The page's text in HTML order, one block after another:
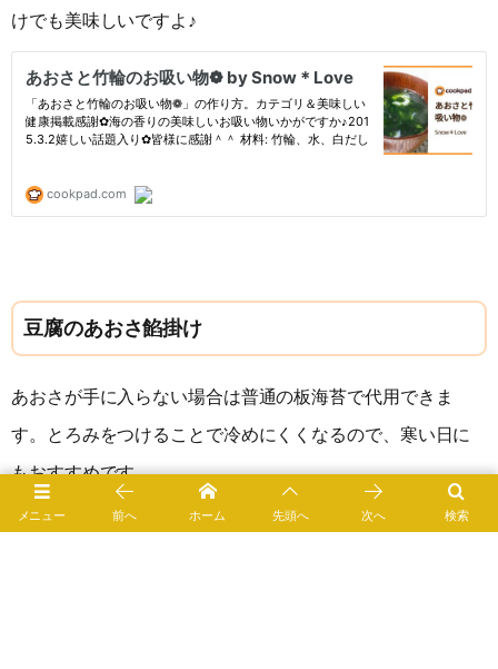
けでも美味しいですよ♪
豆腐のあおさ餡掛け
あおさが手に入らない場合は普通の板海苔で代用できま
す。とろみをつけることで冷めにくくなるので、寒い日に
もおすすめです。
メニュー 検索
前へ ホーム 先頭へ 次へ